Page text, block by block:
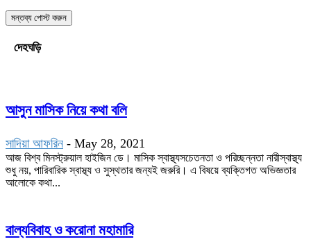
দেহঘড়ি
আসুন মাসিক নিয়ে কথা বলি
সাদিয়া আফরিন - May 28, 2021
আজ বিশ্ব মিনস্ট্রুয়াল হাইজিন ডে। মাসিক স্বাস্থ্যসচেতনতা ও পরিচ্ছন্নতা নারীস্বাস্থ্য
শুধু নয়, পারিবারিক স্বাস্থ্য ও সুস্থতার জন্যই জরুরি। এ বিষয়ে ব্যক্তিগত অভিজ্ঞতার
আলোকে কথা...
বাল্যবিবাহ ও করোনা মহামারি